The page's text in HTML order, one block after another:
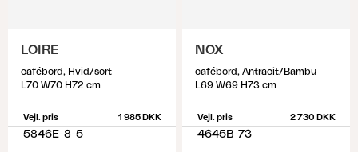
LOIRE
cafébord, Hvid/sort
L70 W70 H72 cm
Vejl. pris 1 985 DKK
5846E-8-5
NOX
cafébord, Antracit/Bambu
L69 W69 H73 cm
Vejl. pris 2 730 DKK
4645B-73